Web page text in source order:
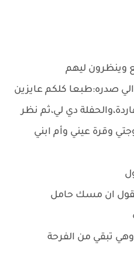
وينظرون ليهم
صدره:طبعا كلكم عايزين
دي لي،ثم نظر
وقرة عيني وأم ابني
ان مسك حامل
تبقي من الفرحة